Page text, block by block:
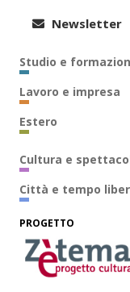
Newsletter
Studio e
Lavoro e impresa
Estero
Cultura e
Città e tempo
PROGETTO